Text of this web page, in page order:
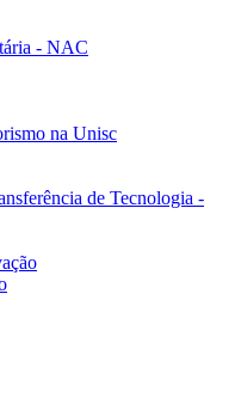
- NAC
na Unisc
de Tecnologia -